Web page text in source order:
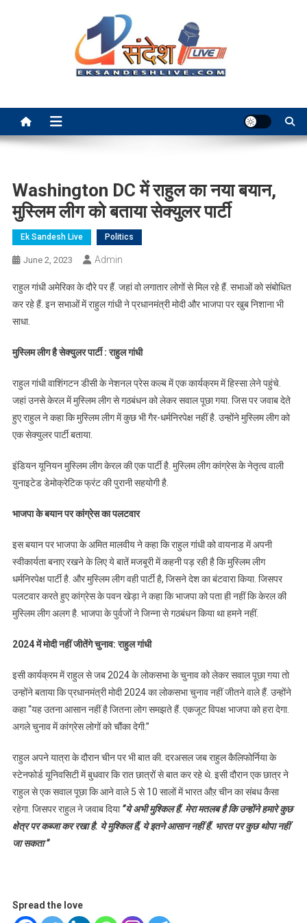
Washington DC में राहुल का नया बयान,
मुस्लिम लीग को बताया सेक्युलर पार्टी
Ek Sandesh Live Politics
June 2, 2023 Admin
राहुल गांधी अमेरिका के दौरे पर हैं. जहां वो लगातार लोगों से मिल रहे हैं. सभाओं को संबोधित
कर रहे हैं. इन सभाओं में राहुल गांधी ने प्रधानमंत्री मोदी और भाजपा पर खुब निशाना भी
साधा.
मुस्लिम लीग है सेक्युलर पार्टी : राहुल गांधी
राहुल गांधी वाशिंगटन डीसी के नेशनल प्रेस कल्ब में एक कार्यक्रम में हिस्सा लेने पहुंचे.
जहां उनसे केरल में मुस्लिम लीग से गठबंधन को लेकर सवाल पूछा गया. जिस पर जवाब देते
हुए राहुल ने कहा कि मुस्लिम लीग में कुछ भी गैर-धर्मनिरपेक्ष नहीं है. उन्होंने मुस्लिम लीग को
एक सेक्युलर पार्टी बताया.
इंडियन यूनियन मुस्लिम लीग केरल की एक पार्टी है. मुस्लिम लीग कांग्रेस के नेतृत्व वाली
युनाइटेड डेमोक्रेटिक फ्रंट की पुरानी सहयोगी है.
भाजपा के बयान पर कांग्रेस का पलटवार
इस बयान पर भाजपा के अमित मालवीय ने कहा कि राहुल गांधी को वायनाड में अपनी
स्वीकार्यता बनाए रखने के लिए ये बातें मजबूरी में कहनी पड़ रही है कि मुस्लिम लीग
धर्मनिरपेक्ष पार्टी है. और मुस्लिम लीग वही पार्टी है, जिसने देश का बंटवारा किया. जिसपर
पलटवार करते हुए कांग्रेस के पवन खेड़ा ने कहा कि भाजपा को पता ही नहीं कि केरल की
मुस्लिम लीग अलग है. भाजपा के पुर्वजों ने जिन्ना से गठबंधन किया था हमने नहीं.
2024 में मोदी नहीं जीतेंगे चुनाव: राहुल गांधी
इसी कार्यक्रम में राहुल से जब 2024 के लोकसभा के चुनाव को लेकर सवाल पूछा गया तो
उन्होंने बताया कि प्रधानमंत्री मोदी 2024 का लोकसभा चुनाव नहीं जीतने वाले हैं. उन्होंने
कहा “यह उतना आसान नहीं है जितना लोग समझते हैं. एकजूट विपक्ष भाजपा को हरा देगा.
अगले चुनाव में कांग्रेस लोगों को चौंका देगी.”
राहुल अपने यात्रा के दौरान चीन पर भी बात की. दरअसल जब राहुल कैलिफोर्निया के
स्टेनफोर्ड यूनिवसिटी में बुधवार कि रात छात्रों से बात कर रहे थे. इसी दौरान एक छात्र ने
राहुल से एक सवाल पूछा कि आने वाले 5 से 10 सालों में भारत औऱ चीन का संबध कैसा
रहेगा. जिसपर राहुल ने जवाब दिया”ये अभी मुश्किल हैं. मेरा मतलब है कि उन्होंने हमारे कुछ
क्षेत्र पर कब्जा कर रखा है. ये मुश्किल हैं, ये इतने आसान नहीं हैं. भारत पर कुछ थोपा नहीं
जा सकता ”
Spread the love